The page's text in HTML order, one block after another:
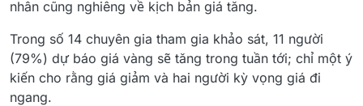
nhân cũng nghiêng về kịch bản giá tăng.
Trong số 14 chuyên gia tham gia khảo sát, 11 người
(79%) dự báo giá vàng sẽ tăng trong tuần tới; chỉ một ý
kiến cho rằng giá giảm và hai người kỳ vọng giá đi
ngang.